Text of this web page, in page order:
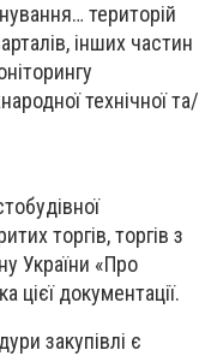
територій
інших частин
технічної та/
торгів, торгів з
України «Про
цієї документації.
закупівлі є